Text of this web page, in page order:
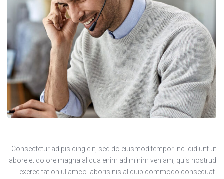
Consectetur adipisicing elit, sed do eiusmod tempor inc idid unt ut
labore et dolore magna aliqua enim ad minim veniam, quis nostrud
exerec tation ullamco laboris nis aliquip commodo consequat.